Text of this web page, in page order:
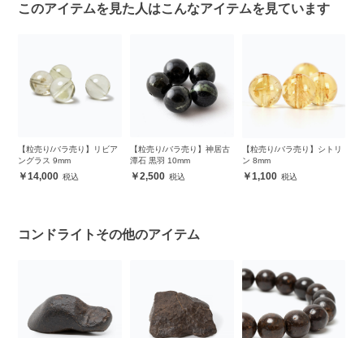
このアイテムを見た人はこんなアイテムを見ています
【粒売り/バラ売り】リビア
ングラス 9mm
14,000
【粒売り/バラ売り】神居古
潭石 黒羽 10mm
2,500
【粒売り/バラ売り】シトリ
ン 8mm
1,100
コンドライトその他のアイテム